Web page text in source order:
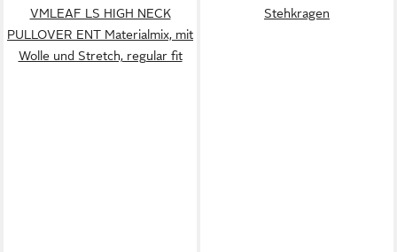
VMLEAF LS HIGH NECK
PULLOVER ENT Materialmix, mit
Wolle und Stretch, regular fit
Stehkragen